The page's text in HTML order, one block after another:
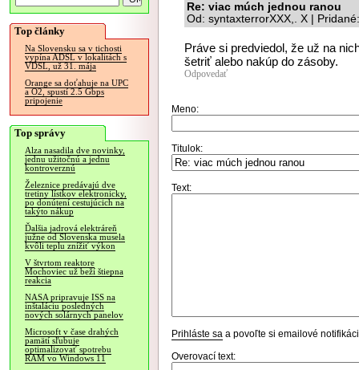
Top články
Na Slovensku sa v tichosti
vypína ADSL v lokalitách s
VDSL, už 31. mája
Orange sa doťahuje na UPC
a O2, spustí 2.5 Gbps
pripojenie
Top správy
Alza nasadila dve novinky,
jednu užitočnú a jednu
kontroverznú
Železnice predávajú dve
tretiny lístkov elektronicky,
po donútení cestujúcich na
takýto nákup
Ďalšia jadrová elektráreň
južne od Slovenska musela
kvôli teplu znížiť výkon
V štvrtom reaktore
Mochoviec už beží štiepna
reakcia
NASA pripravuje ISS na
inštaláciu posledných
nových solárnych panelov
Microsoft v čase drahých
pamätí sľubuje
optimalizovať spotrebu
RAM vo Windows 11
Re: viac múch jednou ranou
Od: syntaxterrorXXX,. X |
Práve si predviedol, že už na
šetriť alebo nakúp do zásoby.
Odpovedať
Meno:
Titulok:
Text:
Prihláste sa a povoľte si emailové
Overovací text: